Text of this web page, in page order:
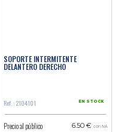
SOPORTE INTERMITENTE
DELANTERO DERECHO
Ref. : 2104101 EN STOCK
Precio al público 6.50 € con IVA